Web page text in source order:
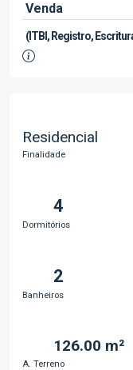
Venda
(ITBI, Registro,
Residencial
Finalidade
4
Dormitórios
2
Banheiros
126.00 m²
A. Terreno